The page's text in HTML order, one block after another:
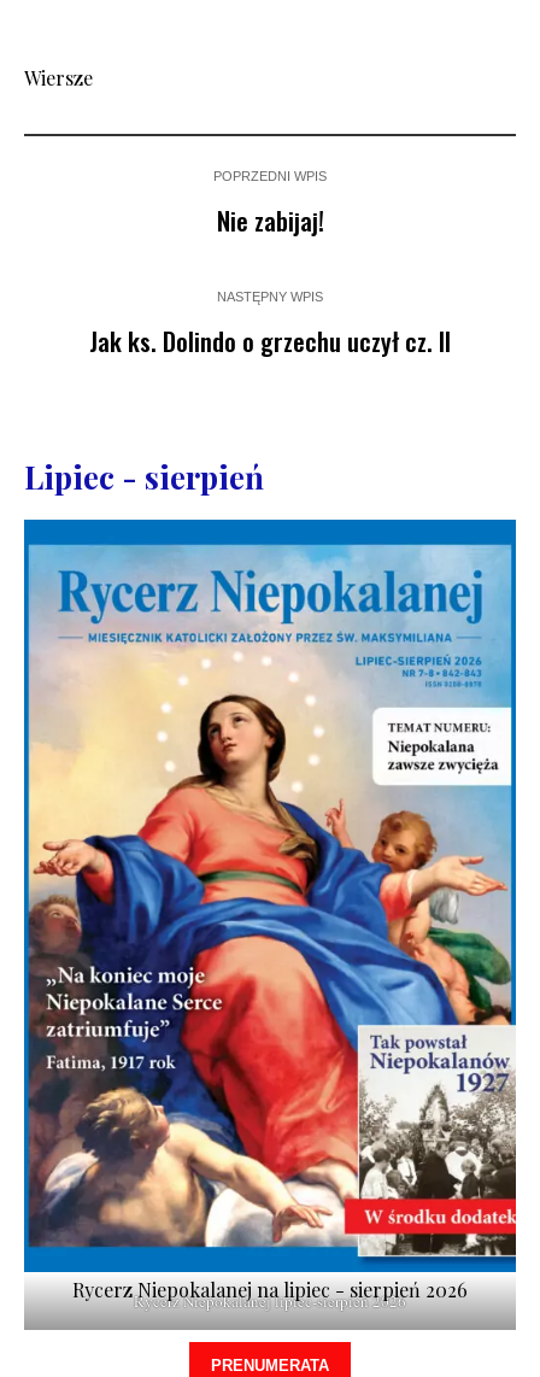
Wiersze
POPRZEDNI WPIS
Nie zabijaj!
NASTĘPNY WPIS
Jak ks. Dolindo o grzechu uczył cz. II
Lipiec - sierpień
Rycerz Niepokalanej lipiec-sierpień 2026
Rycerz Niepokalanej na lipiec - sierpień 2026
PRENUMERATA